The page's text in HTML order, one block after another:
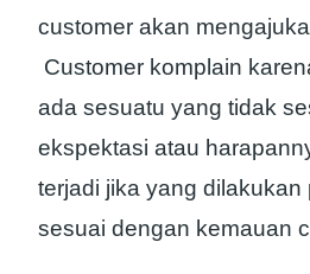
customer akan
Customer komplain
ada sesuatu yang tidak
ekspektasi atau
terjadi jika yang dilakukan
sesuai dengan kemauan